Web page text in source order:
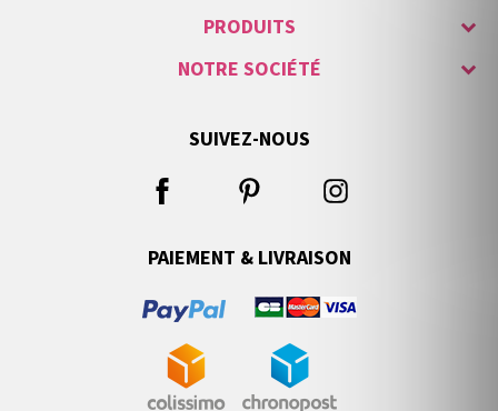
PRODUITS
NOTRE SOCIÉTÉ
SUIVEZ-NOUS
PAIEMENT & LIVRAISON